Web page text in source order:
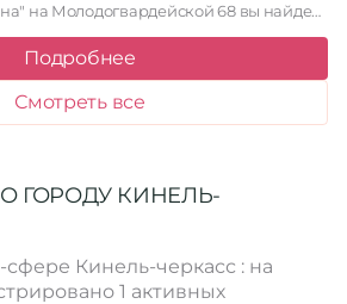
В салоне красоты "Анна" на Молодогвардейской 68 вы найдете широкий …
Подробнее
Смотреть все
ГОРОДУ КИНЕЛЬ-
Кинель-черкасс : на
1 активных